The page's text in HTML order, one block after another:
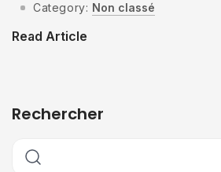
Category: Non classé
Read Article
Rechercher